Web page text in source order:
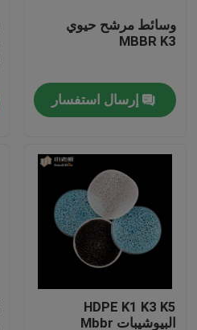
جولة في المعمل
اتصل بنا
اطلب اقتباس
الوسائط المرشحة MBBR
MBBR بيو ميديا
وسائط مرشح حيوي
MBBR K3
إرسال استفسار
HDPE K1 K3 K5
البيوشيبات Mbbr